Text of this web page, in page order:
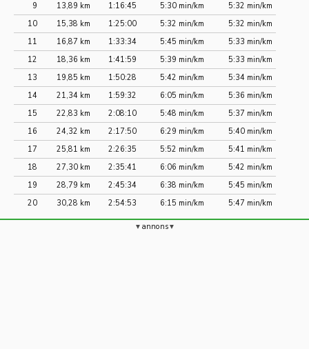
9
13,89 km 1:16:45 5:30 min/km
5:32 min/km
10
15,38 km 1:25:00 5:32 min/km
5:32 min/km
11
16,87 km 1:33:34 5:45 min/km
5:33 min/km
12
18,36 km 1:41:59 5:39 min/km
5:33 min/km
13
19,85 km 1:50:28 5:42 min/km
5:34 min/km
14
21,34 km 1:59:32 6:05 min/km
5:36 min/km
15
22,83 km 2:08:10 5:48 min/km
5:37 min/km
16
24,32 km 2:17:50 6:29 min/km
5:40 min/km
17
25,81 km 2:26:35 5:52 min/km
5:41 min/km
18
27,30 km 2:35:41 6:06 min/km
5:42 min/km
19
28,79 km 2:45:34 6:38 min/km
5:45 min/km
20
30,28 km 2:54:53 6:15 min/km 5:47 min/km
annons